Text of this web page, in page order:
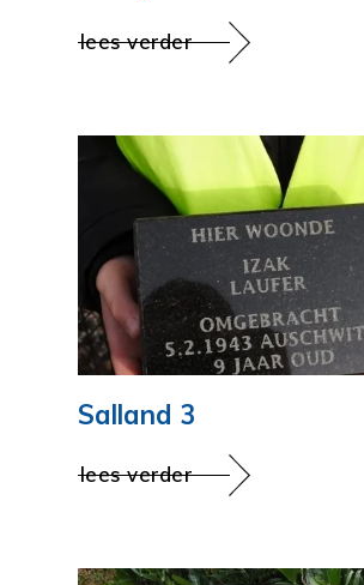
lees verder
Salland 3
lees verder